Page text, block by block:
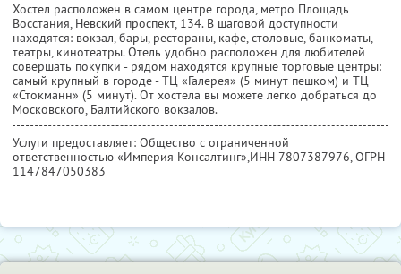
Хостел расположен в самом центре города, метро Площадь
Восстания, Невский проспект, 134. В шаговой доступности
находятся: вокзал, бары, рестораны, кафе, столовые, банкоматы,
театры, кинотеатры. Отель удобно расположен для любителей
совершать покупки - рядом находятся крупные торговые центры:
самый крупный в городе - ТЦ «Галерея» (5 минут пешком) и ТЦ
«Стокманн» (5 минут). От хостела вы можете легко добраться до
Московского, Балтийского вокзалов.
Услуги предоставляет: Общество с ограниченной
ответственностью «Империя Консалтинг»,ИНН 7807387976, ОГРН
1147847050383